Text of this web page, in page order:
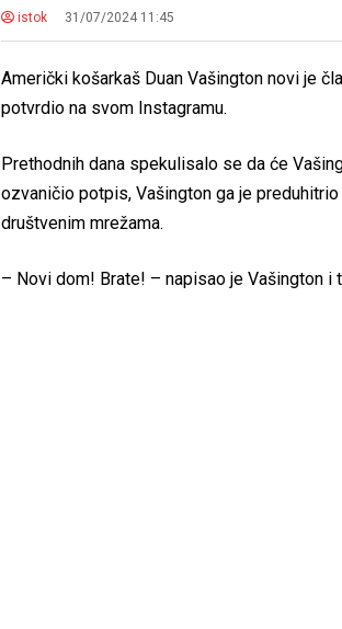
istok 31/07/2024 11:45
Američki košarkaš Duan Vašington novi je
potvrdio na svom Instagramu.
Prethodnih dana spekulisalo se da će
ozvaničio potpis, Vašington ga je
društvenim mrežama.
– Novi dom! Brate! – napisao je Vašington i